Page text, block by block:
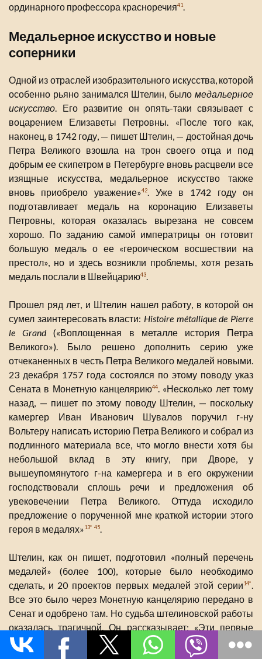
ординарного профессора красноречия41.
Медальерное искусство и новые
соперники
Одной из отраслей изобразительного искусства, которой
особенно рьяно занимался Штелин, было медальерное
искусство. Его развитие он опять-таки связывает с
воцарением Елизаветы Петровны. «После того как,
наконец, в 1742 году, — пишет Штелин, — достойная дочь
Петра Великого взошла на трон своего отца и под
добрым ее скипетром в Петербурге вновь расцвели все
изящные искусства, медальерное искусство также
вновь приобрело уважение»42. Уже в 1742 году он
подготавливает медаль на коронацию Елизаветы
Петровны, которая оказалась вырезана не совсем
хорошо. По заданию самой императрицы он готовит
большую медаль о ее «героическом восшествии на
престол», но и здесь возникли проблемы, хотя резать
медаль послали в Швейцарию43.
Прошел ряд лет, и Штелин нашел работу, в которой он
сумел заинтересовать власти: Histoire métallique de Pierre
le Grand(«Воплощенная в металле история Петра
Великого»). Было решено дополнить серию уже
отчеканенных в честь Петра Великого медалей новыми.
23 декабря 1757 года состоялся по этому поводу указ
Сената в Монетную канцелярию44. «Несколько лет тому
назад, — пишет по этому поводу Штелин, — поскольку
камергер Иван Иванович Шувалов поручил г-ну
Вольтеру написать историю Петра Великого и собрал из
подлинного материала все, что могло внести хотя бы
небольшой вклад в эту книгу, при Дворе, у
вышеупомянутого г-на камергера и в его окружении
господствовали сплошь речи и предложения об
увековечении Петра Великого. Оттуда исходило
предложение о порученной мне краткой истории этого
героя в медалях»13* 45.
Штелин, как он пишет, подготовил «полный перечень
медалей» (более 100), которые было необходимо
сделать, и 20 проектов первых медалей этой серии14*.
Все это было через Монетную канцелярию передано в
Сенат и одобрено там. Но судьба штелиновской работы
оказалась трагичной. Он рассказывает: «Эти первые
листы как проба великолепной работы, в которой
достославная жизнь Петра Великого должна быть